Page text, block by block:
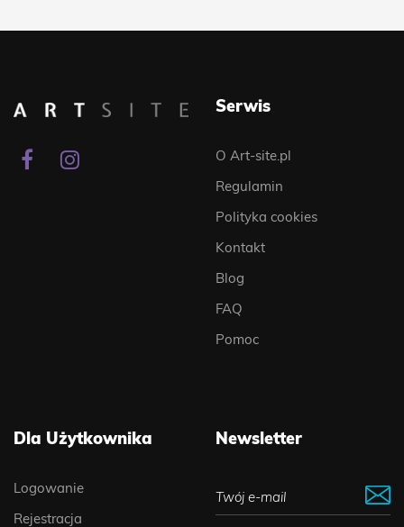
Serwis
O Art-site.pl
Regulamin
Polityka cookies
Kontakt
Blog
FAQ
Pomoc
Dla Użytkownika
Logowanie
Rejestracja
Newsletter